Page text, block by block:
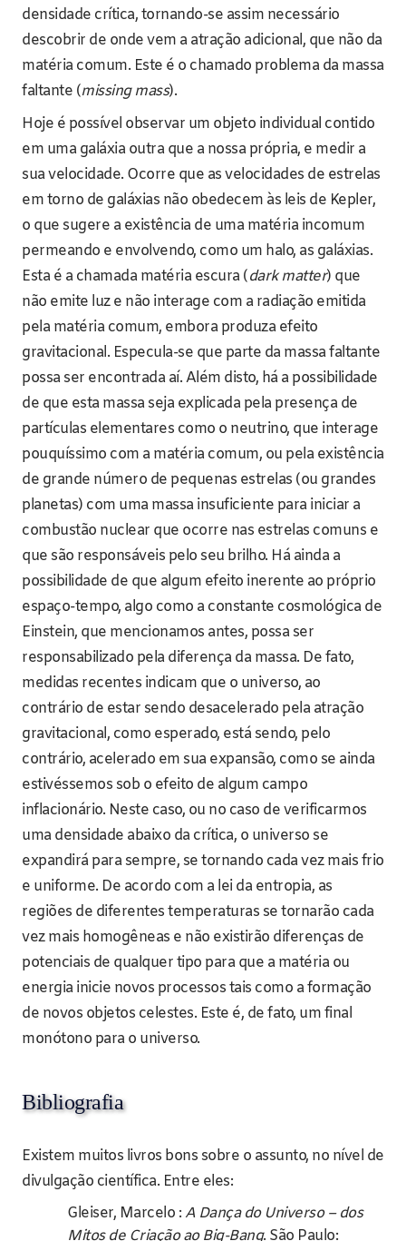
densidade crítica, tornando-se assim necessário
descobrir de onde vem a atração adicional, que não da
matéria comum. Este é o chamado problema da massa
faltante (missing mass).
Hoje é possível observar um objeto individual contido
em uma galáxia outra que a nossa própria, e medir a
sua velocidade. Ocorre que as velocidades de estrelas
em torno de galáxias não obedecem às leis de Kepler,
o que sugere a existência de uma matéria incomum
permeando e envolvendo, como um halo, as galáxias.
Esta é a chamada matéria escura (dark matter) que
não emite luz e não interage com a radiação emitida
pela matéria comum, embora produza efeito
gravitacional. Especula-se que parte da massa faltante
possa ser encontrada aí. Além disto, há a possibilidade
de que esta massa seja explicada pela presença de
partículas elementares como o neutrino, que interage
pouquíssimo com a matéria comum, ou pela existência
de grande número de pequenas estrelas (ou grandes
planetas) com uma massa insuficiente para iniciar a
combustão nuclear que ocorre nas estrelas comuns e
que são responsáveis pelo seu brilho. Há ainda a
possibilidade de que algum efeito inerente ao próprio
espaço-tempo, algo como a constante cosmológica de
Einstein, que mencionamos antes, possa ser
responsabilizado pela diferença da massa. De fato,
medidas recentes indicam que o universo, ao
contrário de estar sendo desacelerado pela atração
gravitacional, como esperado, está sendo, pelo
contrário, acelerado em sua expansão, como se ainda
estivéssemos sob o efeito de algum campo
inflacionário. Neste caso, ou no caso de verificarmos
uma densidade abaixo da crítica, o universo se
expandirá para sempre, se tornando cada vez mais frio
e uniforme. De acordo com a lei da entropia, as
regiões de diferentes temperaturas se tornarão cada
vez mais homogêneas e não existirão diferenças de
potenciais de qualquer tipo para que a matéria ou
energia inicie novos processos tais como a formação
de novos objetos celestes. Este é, de fato, um final
monótono para o universo.
Bibliografia
Existem muitos livros bons sobre o assunto, no nível de
divulgação científica. Entre eles:
Gleiser, Marcelo : A Dança do Universo – dos
Mitos de Criação ao Big-Bang. São Paulo: